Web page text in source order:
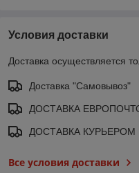
Условия доставки
Доставка осуществляется
Доставка "Самовывоз"
ДОСТАВКА
ДОСТАВКА КУРЬЕРОМ
Все условия доставки